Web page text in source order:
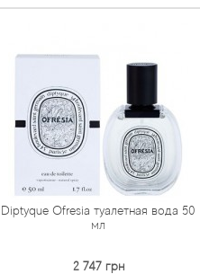
Diptyque Ofresia туалетная вода 50
мл
2 747 грн